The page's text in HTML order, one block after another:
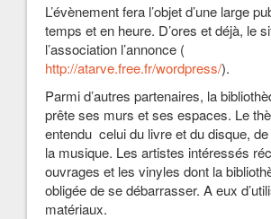
L’évènement fera l’objet d’une large
temps et en heure. D’ores et déjà, le
l’association l’annonce (
http://atarve.free.fr/wordpress/).
Parmi d’autres partenaires, la
prête ses murs et ses espaces. Le
entendu celui du livre et du disque,
la musique. Les artistes intéressés
ouvrages et les vinyles dont la
obligée de se débarrasser. A eux
matériaux.